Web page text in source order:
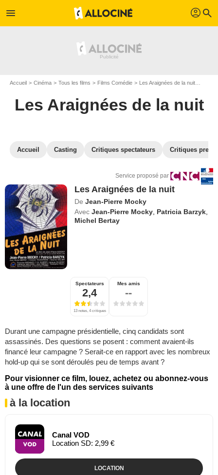
menu profil search
Accueil Cinéma Tous les films Films Comédie Les Araignées de la nuit
Les Araignées de la nuit
Accueil Casting Critiques spectateurs Critiques
Service proposé par
Les Araignées de la nuit
De Jean-Pierre Mocky
Avec Jean-Pierre Mocky Patricia Barzyk
Michel Bertay
Spectateurs
2,4
13 notes, 4 critiques
Mes amis
--
Durant une campagne présidentielle, cinq candidats sont
assassinés. Des questions se posent : comment avaient-ils
financé leur campagne ? Serait-ce en rapport avec les nombreux
hold-up qui se sont déroulés peu de temps avant ?
Pour visionner ce film, louez, achetez ou abonnez-vous
à une offre de l'un des services suivants
à la location
Canal VOD
Location SD: 2,99 €
LOCATION